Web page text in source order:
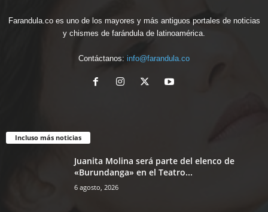
Farandula.co es uno de los mayores y más antiguos portales de noticias
y chismes de farándula de latinoamérica.
Contáctanos: info@farandula.co
Incluso más noticias
Juanita Molina será parte del elenco de
«Burundanga» en el Teatro...
6 agosto, 2026